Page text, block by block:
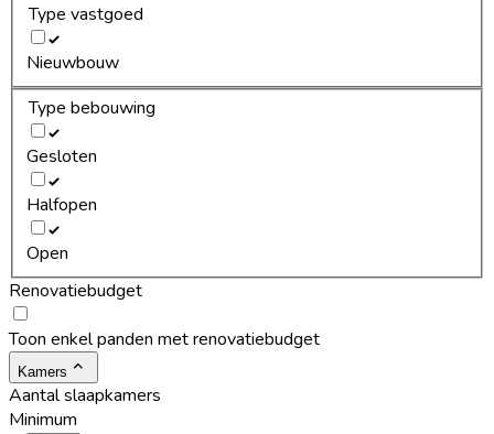
Type vastgoed
Nieuwbouw
Type bebouwing
Gesloten
Halfopen
Open
Renovatiebudget
Toon enkel panden met renovatiebudget
Kamers
Aantal slaapkamers
Minimum